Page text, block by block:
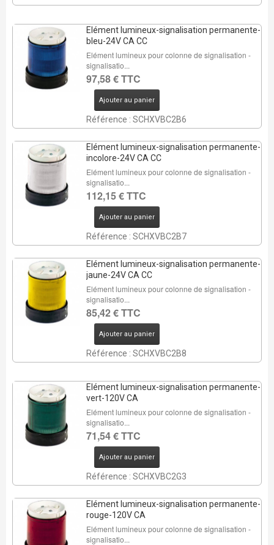
Elément lumineux-signalisation permanente-
bleu-24V CA CC
Elément lumineux pour colonne de signalisation -
signalisatio...
97,58 € TTC
Ajouter au panier
Référence : SCHXVBC2B6
Elément lumineux-signalisation permanente-
incolore-24V CA CC
Elément lumineux pour colonne de signalisation -
signalisatio...
112,15 € TTC
Ajouter au panier
Référence : SCHXVBC2B7
Elément lumineux-signalisation permanente-
jaune-24V CA CC
Elément lumineux pour colonne de signalisation -
signalisatio...
85,42 € TTC
Ajouter au panier
Référence : SCHXVBC2B8
Elément lumineux-signalisation permanente-
vert-120V CA
Elément lumineux pour colonne de signalisation -
signalisatio...
71,54 € TTC
Ajouter au panier
Référence : SCHXVBC2G3
Elément lumineux-signalisation permanente-
rouge-120V CA
Elément lumineux pour colonne de signalisation -
signalisatio...